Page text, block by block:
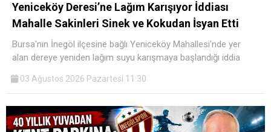
Yeniceköy Deresi’ne Lağım Karışıyor İddiası
Mahalle Sakinleri Sinek ve Kokudan İsyan Etti
Bursa'nın İnegöl ilçesine bağlı Yeniceköy Mahallesi'nde yer
alan dereye yeniden lağım suyu karışmaya başlandığı iddia
03 Ağustos 2026 Pazartesi 11:30